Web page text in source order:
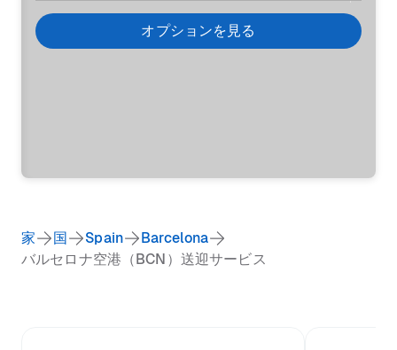
オプションを見る
家 国 Spain
Barcelona
バルセロナ空港（BCN）送迎サービス